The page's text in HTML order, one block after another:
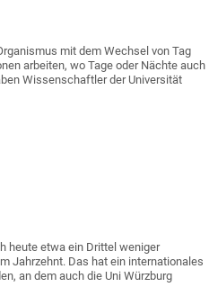
mit dem Wechsel von Tag
arbeiten, wo Tage oder Nächte auch
Wissenschaftler der Universität
heute etwa ein Drittel weniger
Jahrzehnt. Das hat ein internationales
an dem auch die Uni Würzburg